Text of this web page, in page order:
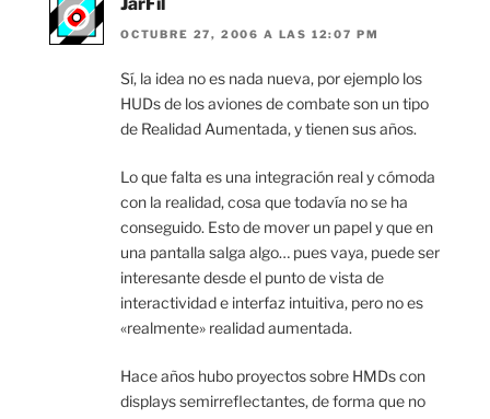
OCTUBRE 27, 2006 A LAS 12:07 PM
Sí, la idea no es nada nueva, por ejemplo los
HUDs de los aviones de combate son un tipo
de Realidad Aumentada, y tienen sus años.
Lo que falta es una integración real y cómoda
con la realidad, cosa que todavía no se ha
conseguido. Esto de mover un papel y que en
una pantalla salga algo… pues vaya, puede ser
interesante desde el punto de vista de
interactividad e interfaz intuitiva, pero no es
«realmente» realidad aumentada.
Hace años hubo proyectos sobre HMDs con
displays semirreflectantes, de forma que no